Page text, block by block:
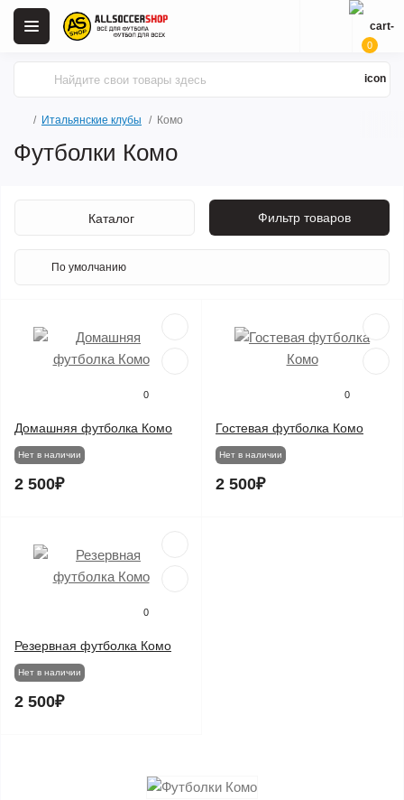
0
Итальянские клубы Комо
Футболки Комо
Фильтр товаров
Каталог
0
Домашняя футболка Комо
Нет в наличии
2 500₽
0
Гостевая футболка Комо
Нет в наличии
2 500₽
0
Резервная футболка Комо
Нет в наличии
2 500₽